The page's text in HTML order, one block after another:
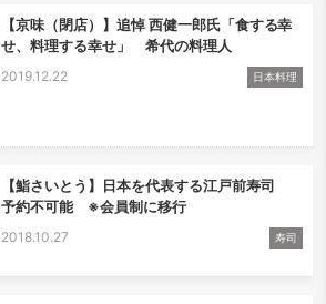
【京味（閉店）】追悼 西健一郎氏「食する幸
せ、料理する幸せ」 希代の料理人
2019.12.22 日本料理
【鮨さいとう】日本を代表する江戸前寿司
予約不可能 ※会員制に移行
2018.10.27 寿司